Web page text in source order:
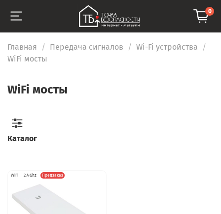
0
Главная Передача сигналов
Wi-Fi устройства
WiFi мосты
WiFi мосты
WiFi 2.4 Ghz Предзаказ
Каталог